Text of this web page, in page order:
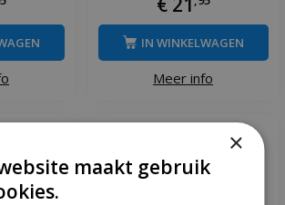
Meer info
IN WINKELWAGEN
×
maakt gebruik